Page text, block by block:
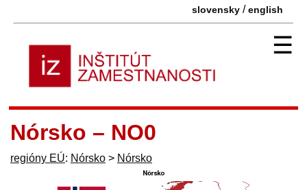
slovensky /english
☰
Nórsko – NO0
regióny EÚ: Nórsko > Nórsko